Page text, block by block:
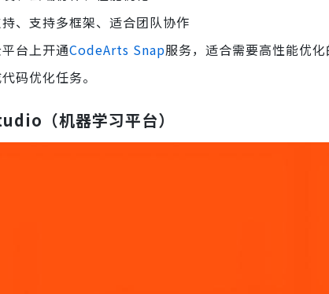
、支持多框架、适合团队协作
台上开通CodeArts Snap服务，适合需要高性能优化
码优化任务。
（机器学习平台）